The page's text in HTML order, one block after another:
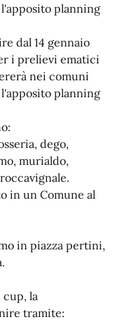
planning
dal 14 gennaio
i prelievi ematici
nei comuni
planning
dego,
murialdo,
in un Comune al
in piazza pertini,
cup, la
tramite: